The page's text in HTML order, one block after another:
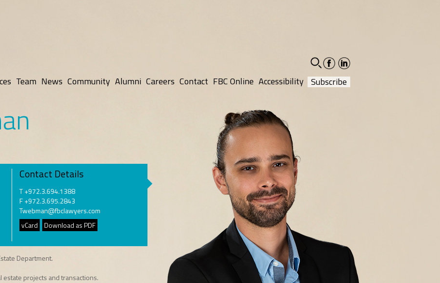
facebook-
social
linkedin-
social
Team News Community Alumni Careers Contact FBC Online Accessibility Subscribe
Contact Details
T +972.3.694.1388
F +972.3.695.2843
Twebman@fbclawyers.com
vCard
Download as PDF
Department.
estate projects and transactions.